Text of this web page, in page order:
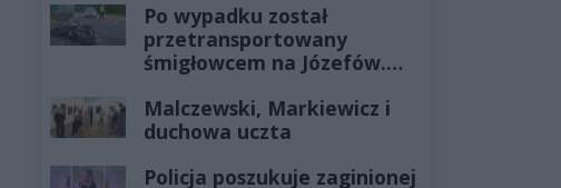
Po wypadku został
przetransportowany
śmigłowcem na Józefów.
żyłach
Malczewski, Markiewicz i
duchowa uczta
Policja poszukuje zaginionej